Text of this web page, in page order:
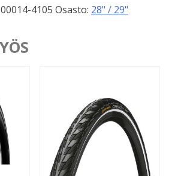
00014-4105 Osasto: 28" / 29"